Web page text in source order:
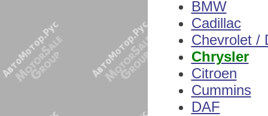
BMW
Cadillac
Chevrolet /
Chrysler
Citroen
Cummins
DAF